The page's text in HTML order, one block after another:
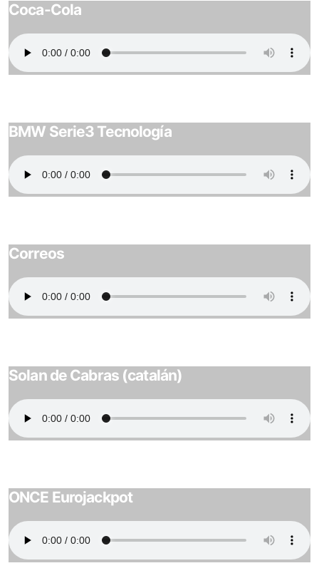
Coca-Cola
BMW Serie3 Tecnología
Correos
Solan de Cabras (catalán)
ONCE Eurojackpot